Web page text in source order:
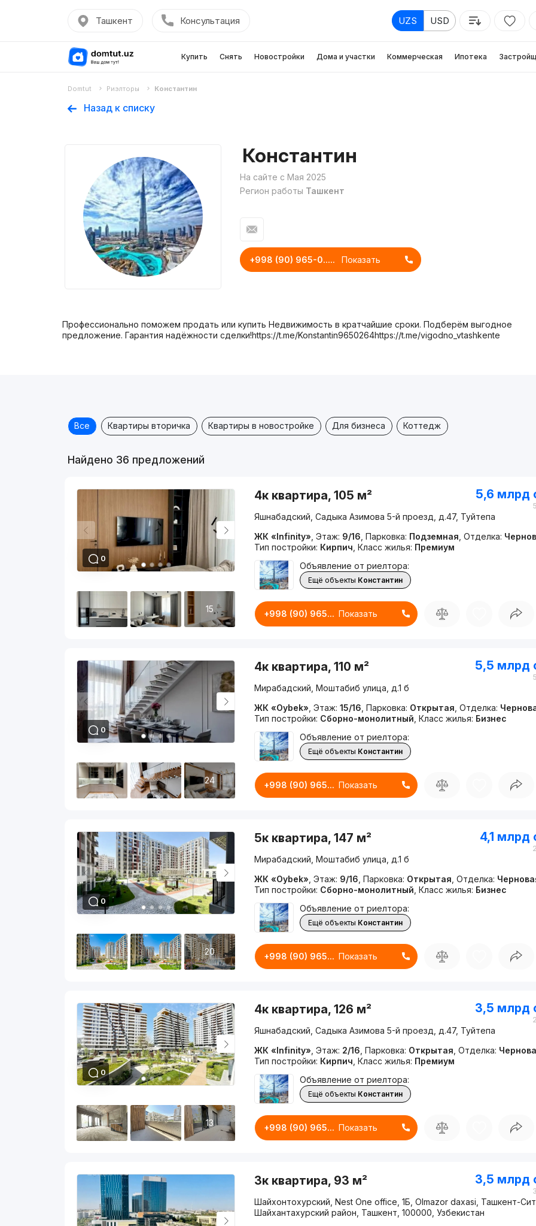
Ташкент Консультация UZS USD
Купить Снять Новостройки Дома и участки Коммерческая Ипотека
Domtut Риэлторы Константин
Назад к списку
Константин
На сайте с Мая 2025
Регион работы Ташкент
+998 (90) 965-0..... Показать
Профессионально поможем продать или купить Недвижимость в кратчайшие сроки. Подберём выгодное
предложение. Гарантия надёжности сделки!https://t.me/Konstantin9650264https://t.me/vigodno_vtashkente
Все Квартиры вторичка Квартиры в новостройке Для бизнеса Коттедж
Найдено 36 предложений
0
15
4к квартира, 105 м² 5,6 млрд
Яшнабадский, Садыка Азимова 5-й проезд, д.47, Туйтепа
ЖК «Infinity» ,Этаж: 9/16 ,Парковка: Подземная ,Отделка:
Тип постройки: Кирпич ,Класс жилья: Премиум
Объявление от риелтора:
Ещё объекты Константин
+998 (90) 965... Показать
0
24
4к квартира, 110 м² 5,5 млрд
Мирабадский, Моштабиб улица, д.1 б
ЖК «Oybek» ,Этаж:15/16 ,Парковка: Открытая ,Отделка:
Тип постройки: Сборно-монолитный ,Класс жилья: Бизнес
Объявление от риелтора:
Ещё объекты Константин
+998 (90) 965... Показать
0
20
5к квартира, 147 м² 4,1 млрд
Мирабадский, Моштабиб улица, д.1 б
ЖК «Oybek» ,Этаж: 9/16 ,Парковка: Открытая ,Отделка:
Тип постройки: Сборно-монолитный ,Класс жилья: Бизнес
Объявление от риелтора:
Ещё объекты Константин
+998 (90) 965... Показать
0
13
4к квартира, 126 м² 3,5 млрд
Яшнабадский, Садыка Азимова 5-й проезд, д.47, Туйтепа
ЖК «Infinity» ,Этаж: 2/16 ,Парковка: Открытая ,Отделка:
Тип постройки: Кирпич ,Класс жилья: Премиум
Объявление от риелтора:
Ещё объекты Константин
+998 (90) 965... Показать
3к квартира, 93 м² 3,5 млрд
Шайхонтохурский, Nest One office, 1Б, Olmazor daxasi, Ташкент-
Шайхантахурский район, Ташкент, 100000, Узбекистан